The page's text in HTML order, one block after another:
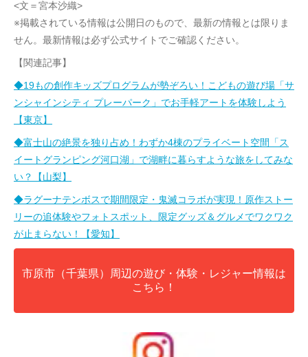
<文＝宮本沙織>
※掲載されている情報は公開日のもので、最新の情報とは限りま
せん。最新情報は必ず公式サイトでご確認ください。
【関連記事】
◆19もの創作キッズプログラムが勢ぞろい！こどもの遊び場「サ
ンシャインシティ プレーパーク」でお手軽アートを体験しよう
【東京】
◆富士山の絶景を独り占め！わずか4棟のプライベート空間「ス
イートグランピング河口湖」で湖畔に暮らすような旅をしてみな
い？【山梨】
◆ラグーナテンボスで期間限定・鬼滅コラボが実現！原作ストー
リーの追体験やフォトスポット、限定グッズ＆グルメでワクワク
が止まらない！【愛知】
市原市（千葉県）周辺の遊び・体験・レジャー情報は
こちら！